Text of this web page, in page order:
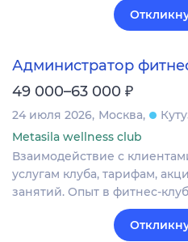
Администратор
49 000–63 000 ₽
24 июля 2026 Москва
Metasila wellness club
Взаимодействие с
услугам клуба, тарифам,
занятий. Опыт в фитнес-